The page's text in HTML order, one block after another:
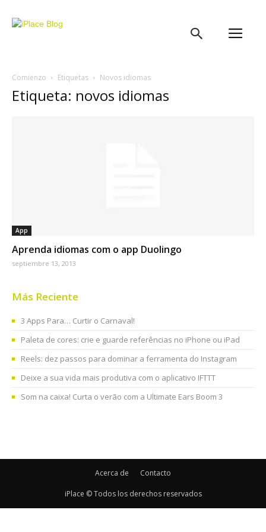
Comienzo Etiquetas Novos idiomas
Etiqueta: novos idiomas
App
Aprenda idiomas com o app Duolingo
septiembre 13, 2013
Más Reciente
3 Apps Para… Curtir o Carnaval!
Paleta de cores: crie e guarde referências no iPhone ou iPad
Reels: dez passos para dominar a ferramenta do Instagram
Deixe a sua vida mais produtiva com o aplicativo IFTTT
Som na caixa! Curta o verão com a Ultimate Ears Boom 3
Acerca de Contacto
iPlace © Todos los derechos reservados